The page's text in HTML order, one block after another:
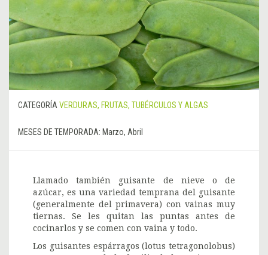
CATEGORÍA VERDURAS, FRUTAS, TUBÉRCULOS Y ALGAS
MESES DE TEMPORADA: Marzo, Abril
Llamado también guisante de nieve o de
azúcar, es una variedad temprana del guisante
(generalmente del primavera) con vainas muy
tiernas. Se les quitan las puntas antes de
cocinarlos y se comen con vaina y todo.
Los guisantes espárragos (lotus tetragonolobus)